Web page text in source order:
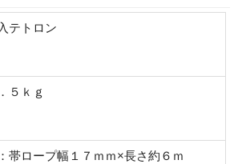
テトロン
５ｋｇ
帯ロープ幅１７ｍｍ×長さ約６ｍ